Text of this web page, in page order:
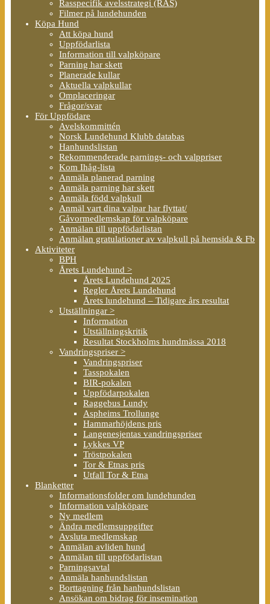
Rasspecifik avelsstrategi (RAS)
Filmer på lundehunden
Köpa Hund
Att köpa hund
Uppfödarlista
Information till valpköpare
Parning har skett
Planerade kullar
Aktuella valpkullar
Omplaceringar
Frågor/svar
För Uppfödare
Avelskommittén
Norsk Lundehund Klubb databas
Hanhundslistan
Rekommenderade parnings- och valppriser
Kom Ihåg-lista
Anmäla planerad parning
Anmäla parning har skett
Anmäla född valpkull
Anmäl vart dina valpar har flyttat/
Gåvormedlemskap för valpköpare
Anmälan till uppfödarlistan
Anmälan gratulationer av valpkull på hemsida & Fb
Aktiviteter
BPH
Årets Lundehund >
Årets Lundehund 2025
Regler Årets Lundehund
Årets lundehund – Tidigare års resultat
Utställningar >
Information
Utställningskritik
Resultat Stockholms hundmässa 2018
Vandringspriser >
Vandringspriser
Tasspokalen
BIR-pokalen
Uppfödarpokalen
Raggebus Lundy
Aspheims Trollunge
Hammarhöjdens pris
Langenesjentas vandringspriser
Lykkes VP
Tröstpokalen
Tor & Etnas pris
Utfall Tor & Etna
Blanketter
Informationsfolder om lundehunden
Information valpköpare
Ny medlem
Ändra medlemsuppgifter
Avsluta medlemskap
Anmälan avliden hund
Anmälan till uppfödarlistan
Parningsavtal
Anmäla hanhundslistan
Borttagning från hanhundslistan
Ansökan om bidrag för insemination